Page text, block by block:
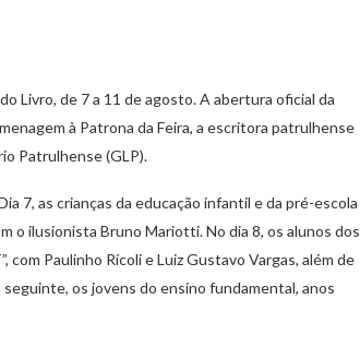
Livro, de 7 a 11 de agosto. A abertura oficial da
à Patrona da Feira, a escritora patrulhense
Patrulhense (GLP).
7, as crianças da educação infantil e da pré-escola
o ilusionista Bruno Mariotti. No dia 8, os alunos dos
Paulinho Rícoli e Luiz Gustavo Vargas, além de
os jovens do ensino fundamental, anos